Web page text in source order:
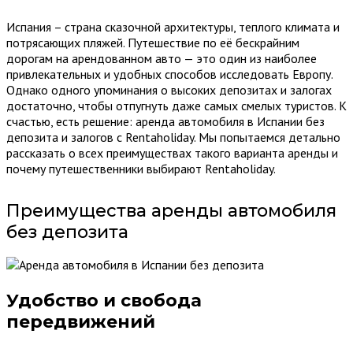
Испания – страна сказочной архитектуры, теплого климата и
потрясающих пляжей. Путешествие по её бескрайним
дорогам на арендованном авто — это один из наиболее
привлекательных и удобных способов исследовать Европу.
Однако одного упоминания о высоких депозитах и залогах
достаточно, чтобы отпугнуть даже самых смелых туристов. К
счастью, есть решение: аренда автомобиля в Испании без
депозита и залогов с Rentaholiday. Мы попытаемся детально
рассказать о всех преимуществах такого варианта аренды и
почему путешественники выбирают Rentaholiday.
Преимущества аренды автомобиля
без депозита
Удобство и свобода
передвижений